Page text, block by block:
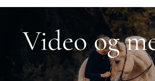
Video og